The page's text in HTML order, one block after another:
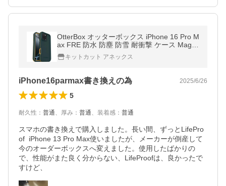
OtterBox オッターボックス iPhone 16 Pro M
ax FRE 防水 防塵 防雪 耐衝撃 ケース MagS
キットカット アネックス
iPhone16parmax書き換えの為 2025/6/26
5
耐久性 ： 普通、 厚み ： 普通、 装着感 ： 普通
スマホの書き換えで購入しました。長い間、ずっとLifePro
of  iPhone 13 Pro Max使いましたが、メーカーが倒産して
今のオーダーボックスへ変えました。使用したばかりの
で、性能がまた良く分からない、LifeProofは、良かったで
すけど、